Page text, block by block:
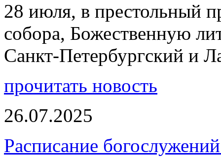
28 июля, в престольный
собора, Божественную
Санкт-Петербургский и
прочитать новость
26.07.2025
Расписание